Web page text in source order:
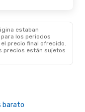
estaban
los periodos
precio final ofrecido.
precios están sujetos
barato